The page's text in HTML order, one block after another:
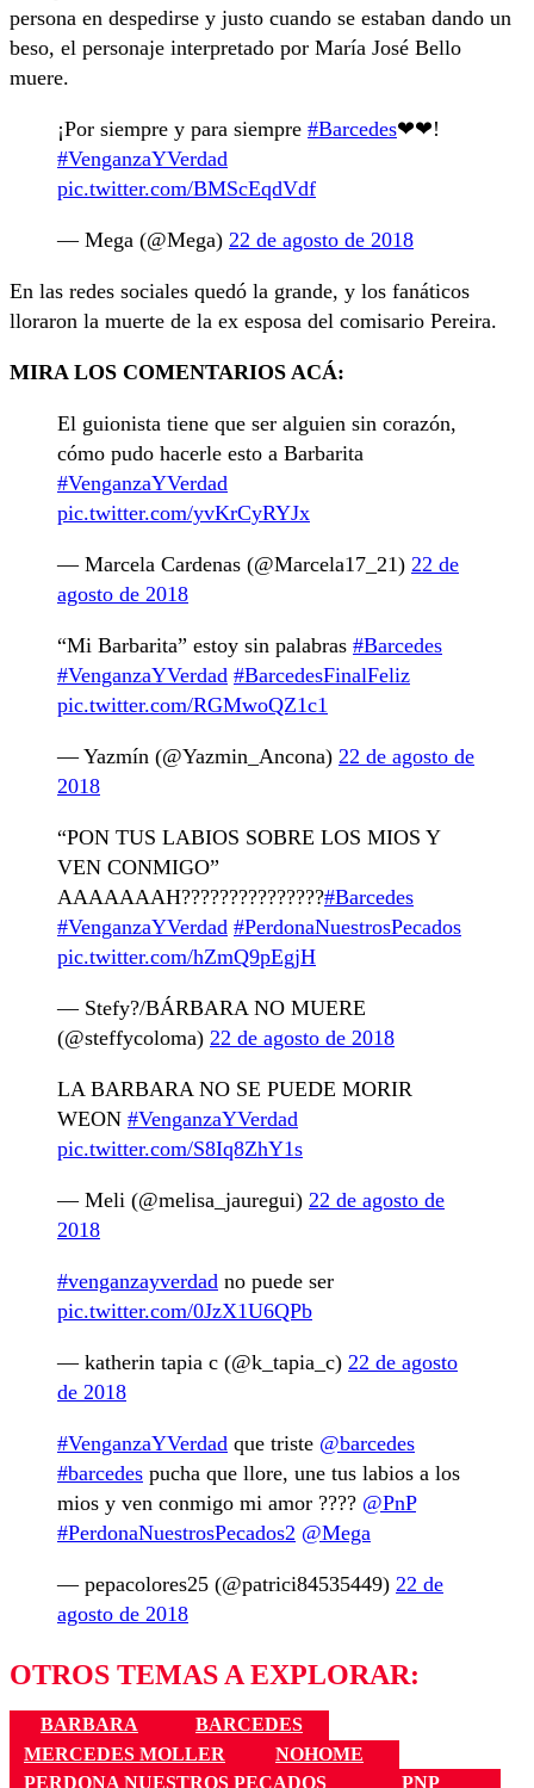
persona en despedirse y justo cuando se estaban dando un
beso, el personaje interpretado por María José Bello
muere.
¡Por siempre y para siempre #Barcedes❤❤!
#VenganzaYVerdad
pic.twitter.com/BMScEqdVdf
— Mega (@Mega) 22 de agosto de 2018
En las redes sociales quedó la grande, y los fanáticos
lloraron la muerte de la ex esposa del comisario Pereira.
MIRA LOS COMENTARIOS ACÁ:
El guionista tiene que ser alguien sin corazón,
cómo pudo hacerle esto a Barbarita
#VenganzaYVerdad
pic.twitter.com/yvKrCyRYJx
— Marcela Cardenas (@Marcela17_21) 22 de
agosto de 2018
“Mi Barbarita” estoy sin palabras #Barcedes
#VenganzaYVerdad #BarcedesFinalFeliz
pic.twitter.com/RGMwoQZ1c1
— Yazmín (@Yazmin_Ancona) 22 de agosto de
2018
“PON TUS LABIOS SOBRE LOS MIOS Y
VEN CONMIGO”
AAAAAAAH???????????????#Barcedes
#VenganzaYVerdad #PerdonaNuestrosPecados
pic.twitter.com/hZmQ9pEgjH
— Stefy?/BÁRBARA NO MUERE
(@steffycoloma) 22 de agosto de 2018
LA BARBARA NO SE PUEDE MORIR
WEON #VenganzaYVerdad
pic.twitter.com/S8Iq8ZhY1s
— Meli (@melisa_jauregui) 22 de agosto de
2018
#venganzayverdad no puede ser
pic.twitter.com/0JzX1U6QPb
— katherin tapia c (@k_tapia_c) 22 de agosto
de 2018
#VenganzaYVerdad que triste @barcedes
#barcedes pucha que llore, une tus labios a los
mios y ven conmigo mi amor ???? @PnP
#PerdonaNuestrosPecados2 @Mega
— pepacolores25 (@patrici84535449) 22 de
agosto de 2018
OTROS TEMAS A EXPLORAR:
BARBARA
BARCEDES
MERCEDES MOLLER
NOHOME
PERDONA NUESTROS PECADOS
PNP